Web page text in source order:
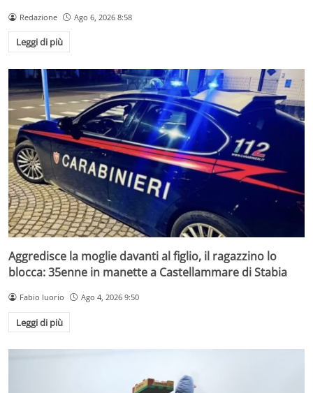
Redazione Ago 6, 2026 8:58
Leggi di più
Aggredisce la moglie davanti al figlio, il ragazzino lo
blocca: 35enne in manette a Castellammare di Stabia
Fabio Iuorio Ago 4, 2026 9:50
Leggi di più